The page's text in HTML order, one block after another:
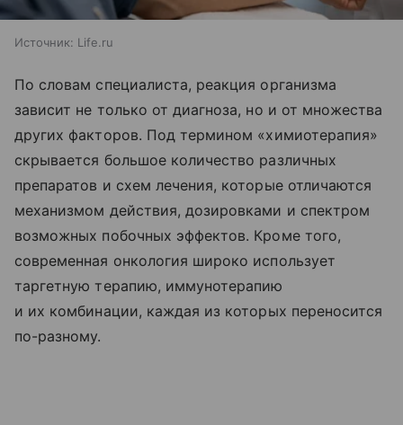
Источник: Life.ru
По словам специалиста, реакция организма
зависит не только от диагноза, но и от множества
других факторов. Под термином «химиотерапия»
скрывается большое количество различных
препаратов и схем лечения, которые отличаются
механизмом действия, дозировками и спектром
возможных побочных эффектов. Кроме того,
современная онкология широко использует
таргетную терапию, иммунотерапию
и их комбинации, каждая из которых переносится
по-разному.